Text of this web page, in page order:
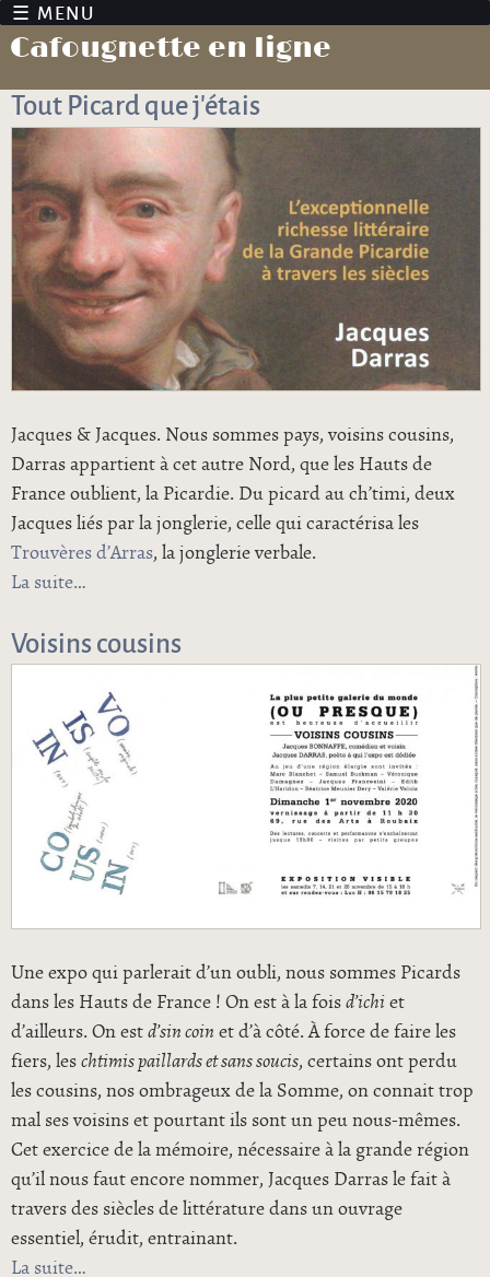
Cafougnette en ligne
Tout Picard que j’étais
Jacques & Jacques. Nous sommes pays, voisins cousins,
Darras appartient à cet autre Nord, que les Hauts de
France oublient, la Picardie. Du picard au ch’timi, deux
Jacques liés par la jonglerie, celle qui caractérisa les
Trouvères d’Arras, la jonglerie verbale.
La suitede Tout Picard que j’étais
Voisins cousins
Une expo qui parlerait d’un oubli, nous sommes Picards
dans les Hauts de France ! On est à la fois d’ichi et
d’ailleurs. On est d’sin coin et d’à côté. À force de faire les
fiers, les chtimis paillards et sans soucis, certains ont perdu
les cousins, nos ombrageux de la Somme, on connait trop
mal ses voisins et pourtant ils sont un peu nous-mêmes.
Cet exercice de la mémoire, nécessaire à la grande région
qu’il nous faut encore nommer, Jacques Darras le fait à
travers des siècles de littérature dans un ouvrage
essentiel, érudit, entrainant.
La suitede Voisins cousins